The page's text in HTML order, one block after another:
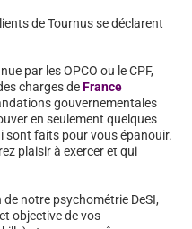
de Tournus se déclarent
par les OPCO ou le CPF,
charges deFrance
gouvernementales
en seulement quelques
sont faits pour vous épanouir.
plaisir à exercer et qui
notre psychométrie DeSI,
objective de vos